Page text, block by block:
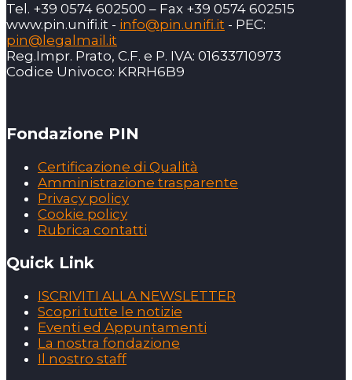
Tel. +39 0574 602500 – Fax +39 0574 602515
www.pin.unifi.it - info@pin.unifi.it - PEC:
pin@legalmail.it
Reg.Impr. Prato, C.F. e P. IVA: 01633710973
Codice Univoco: KRRH6B9
Fondazione PIN
Certificazione di Qualità
Amministrazione trasparente
Privacy policy
Cookie policy
Rubrica contatti
Quick Link
ISCRIVITI ALLA NEWSLETTER
Scopri tutte le notizie
Eventi ed Appuntamenti
La nostra fondazione
Il nostro staff